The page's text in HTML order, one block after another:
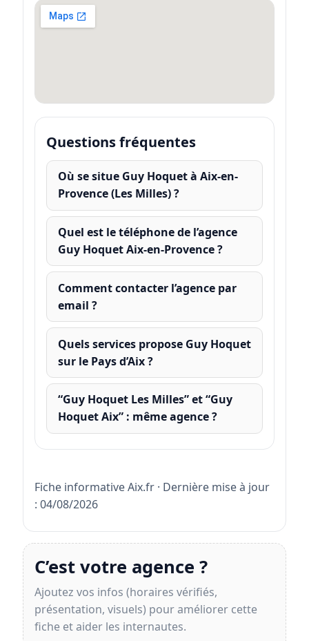
Questions fréquentes
Où se situe Guy Hoquet à Aix-en-
Provence (Les Milles) ?
Quel est le téléphone de l’agence
Guy Hoquet Aix-en-Provence ?
Comment contacter l’agence par
email ?
Quels services propose Guy Hoquet
sur le Pays d’Aix ?
“Guy Hoquet Les Milles” et “Guy
Hoquet Aix” : même agence ?
Fiche informative Aix.fr · Dernière mise à jour
: 04/08/2026
C’est votre agence ?
Ajoutez vos infos (horaires vérifiés,
présentation, visuels) pour améliorer cette
fiche et aider les internautes.